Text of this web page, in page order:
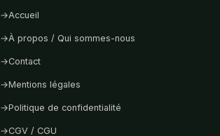
→Accueil
→À propos / Qui sommes-nous
→Contact
→Mentions légales
→Politique de confidentialité
→CGV / CGU